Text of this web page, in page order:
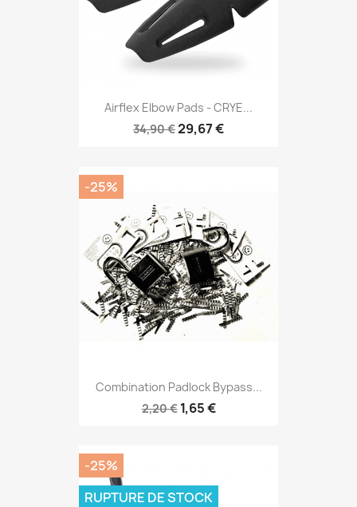
Airflex Elbow Pads - CRYE...
34,90 €29,67 €
Combination Padlock Bypass...
2,20 € 1,65 €
-25%
-25%
RUPTURE DE STOCK